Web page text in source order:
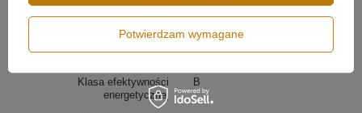
Moc lampy 34W
Strumień świetlny 3000 lm
Klasa szczelności IP20
Klasa efektywności
energetycznej
B
Potwierdzam wymagane